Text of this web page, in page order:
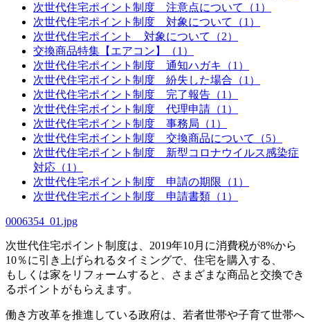
次世代住宅ポイント制度 注意点について（1）
次世代住宅ポイント制度 対象について（1）
次世代住宅ポイント 対象について（2）
交換商品特集【エアコン】（1）
次世代住宅ポイント制度 通知ハガキ（1）
次世代住宅ポイント制度 紛失した場合（1）
次世代住宅ポイント制度 完了報告（1）
次世代住宅ポイント制度 代理申請（1）
次世代住宅ポイント制度 事務局（1）
次世代住宅ポイント制度 交換商品について（5）
次世代住宅ポイント制度 新型コロナウイルス感染症
対応（1）
次世代住宅ポイント制度 申請の期限（1）
次世代住宅ポイント制度 申請書類（1）
0006354_01.jpg
次世代住宅ポイント制度は、2019年10月に消費税が8%から
10％に引き上げられるタイミングで、住宅を購入する、
もしくは家をリフォームすると、さまざまな商品と交換でき
るポイントがもらえます。
働き方改革を推進している政府は、若者世帯や子育て世帯へ